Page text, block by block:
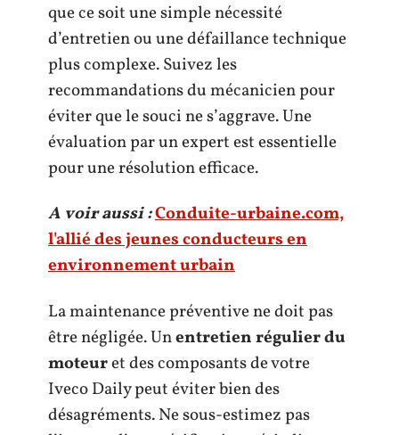
que ce soit une simple nécessité
d’entretien ou une défaillance technique
plus complexe. Suivez les
recommandations du mécanicien pour
éviter que le souci ne s’aggrave. Une
évaluation par un expert est essentielle
pour une résolution efficace.
A voir aussi :Conduite-urbaine.com,
l'allié des jeunes conducteurs en
environnement urbain
La maintenance préventive ne doit pas
être négligée. Unentretien régulier du
moteuret des composants de votre
Iveco Daily peut éviter bien des
désagréments. Ne sous-estimez pas